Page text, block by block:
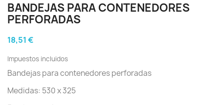
BANDEJAS PARA CONTENEDORES
PERFORADAS
18,51 €
Impuestos incluidos
Bandejas para contenedores perforadas
Medidas: 530 x 325